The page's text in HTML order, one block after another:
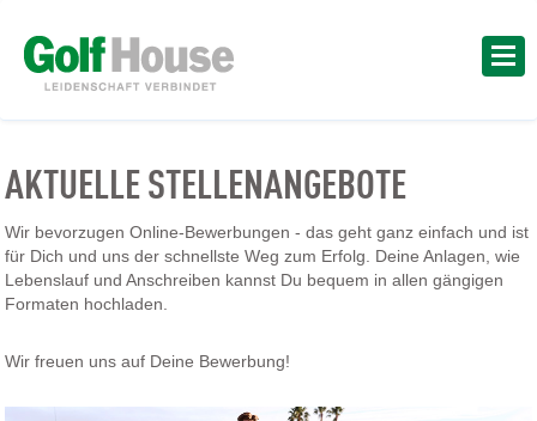
AKTUELLE STELLENANGEBOTE
Wir bevorzugen Online-Bewerbungen - das geht ganz einfach und ist
für Dich und uns der schnellste Weg zum Erfolg. Deine Anlagen, wie
Lebenslauf und Anschreiben kannst Du bequem in allen gängigen
Formaten hochladen.
Wir freuen uns auf Deine Bewerbung!